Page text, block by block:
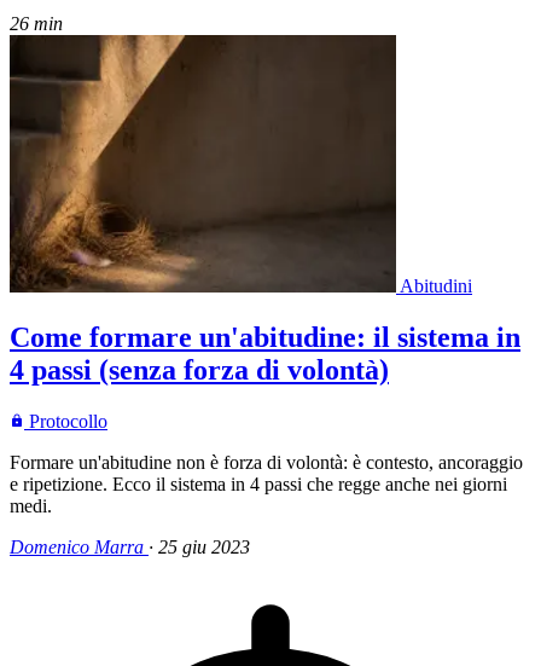
26 min
Abitudini
Come formare un'abitudine: il sistema in
4 passi (senza forza di volontà)
Protocollo
Formare un'abitudine non è forza di volontà: è contesto, ancoraggio
e ripetizione. Ecco il sistema in 4 passi che regge anche nei giorni
medi.
Domenico Marra · 25 giu 2023